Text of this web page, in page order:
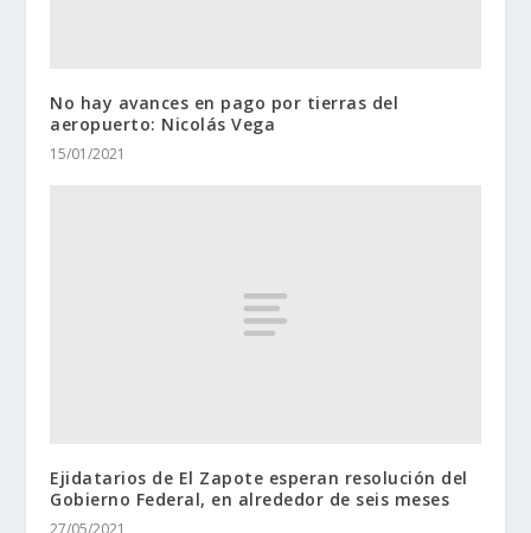
No hay avances en pago por tierras del
aeropuerto: Nicolás Vega
15/01/2021
Ejidatarios de El Zapote esperan resolución del
Gobierno Federal, en alrededor de seis meses
27/05/2021